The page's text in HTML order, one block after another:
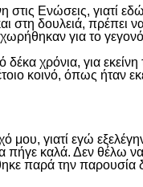
Ενώσεις, γιατί
δουλειά, πρέπει
για το
χρόνια, για
κοινό, όπως ήταν
γιατί εγώ
καλά. Δεν θέλω
παρά την παρουσία